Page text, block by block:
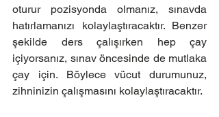
oturur pozisyonda olmanız, sınavda
hatırlamanızı kolaylaştıracaktır. Benzer
şekilde ders çalışırken hep çay
içiyorsanız, sınav öncesinde de mutlaka
çay için. Böylece vücut durumunuz,
zihninizin çalışmasını kolaylaştıracaktır.